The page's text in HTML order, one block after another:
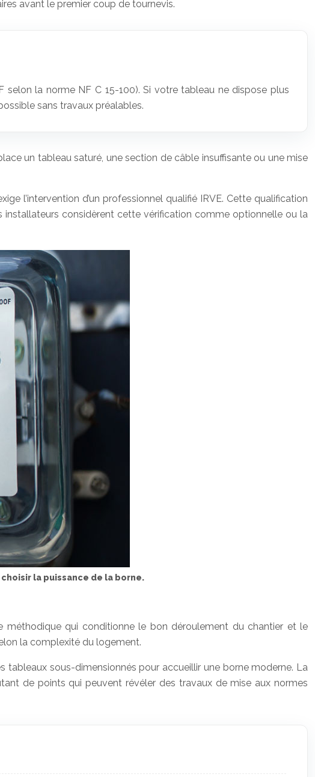
avant le premier coup de tournevis.
selon la norme NF C 15-100). Si votre tableau ne dispose plus
sans travaux préalables.
un tableau saturé, une section de câble insuffisante ou une mise
l’intervention d’un professionnel qualifié IRVE. Cette qualification
considèrent cette vérification comme optionnelle ou la
la puissance de la borne.
méthodique qui conditionne le bon déroulement du chantier et le
la complexité du logement.
sous-dimensionnés pour accueillir une borne moderne. La
de points qui peuvent révéler des travaux de mise aux normes